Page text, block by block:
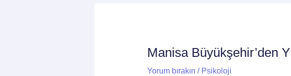
Manisa Büyükşehir’den
Yorum bırakın / Psikoloji